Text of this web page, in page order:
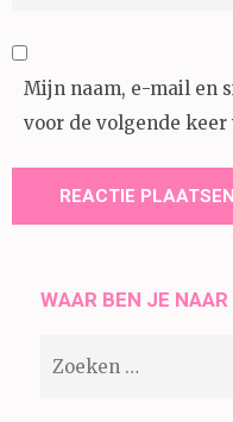
Mijn naam, e-mail en
voor de volgende keer
WAAR BEN JE